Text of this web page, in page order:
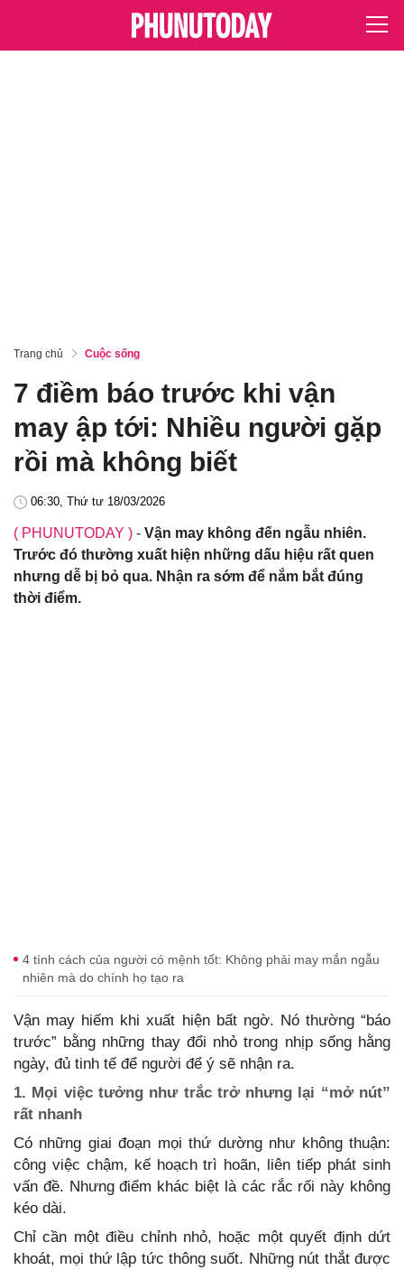
Trang chủ Cuộc sống
7 điềm báo trước khi vận
may ập tới: Nhiều người gặp
rồi mà không biết
06:30, Thứ tư 18/03/2026
( PHUNUTODAY ) - Vận may không đến ngẫu nhiên.
Trước đó thường xuất hiện những dấu hiệu rất quen
nhưng dễ bị bỏ qua. Nhận ra sớm để nắm bắt đúng
thời điểm.
4 tính cách của người có mệnh tốt: Không phải may mắn ngẫu
nhiên mà do chính họ tạo ra
Vận may hiếm khi xuất hiện bất ngờ. Nó thường “báo
trước” bằng những thay đổi nhỏ trong nhịp sống hằng
ngày, đủ tinh tế để người để ý sẽ nhận ra.
1. Mọi việc tưởng như trắc trở nhưng lại “mở nút”
rất nhanh
Có những giai đoạn mọi thứ dường như không thuận:
công việc chậm, kế hoạch trì hoãn, liên tiếp phát sinh
vấn đề. Nhưng điểm khác biệt là các rắc rối này không
kéo dài.
Chỉ cần một điều chỉnh nhỏ, hoặc một quyết định dứt
khoát, mọi thứ lập tức thông suốt. Những nút thắt được